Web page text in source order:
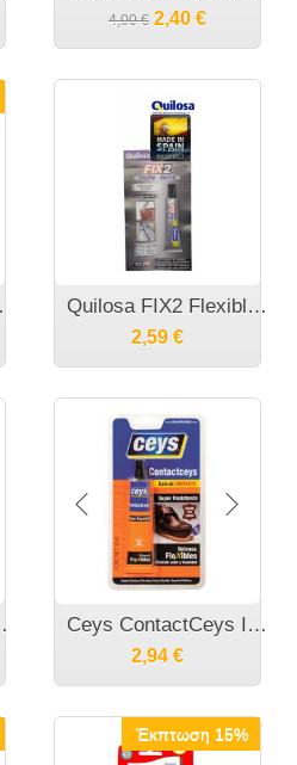
4,00 € 2,40 €
200ml Quilosa FIX2 Flexible Διαφανής Βενζινόκολλα ανθεκτική σε στρέψεις
2,59 €
στιγμής Ceys ContactCeys Ισχυρή ελαστική βενζινόκολλα
2,94 €
Έκπτωση 15%